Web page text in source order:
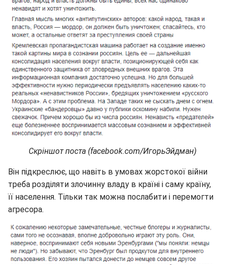
Скріншот поста (facebook.com/ИгорьЭйдман)
Він підкреслює, що навіть в умовах жорстокої війни
треба розділяти злочинну владу в країні і саму країну,
її населення. Тільки так можна послабити і перемогти
агресора.